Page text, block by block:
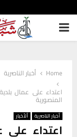
PRIMARY
Home
أخبار الناصرية
اعتداء على عمال
المنصورية
أخبار الناصرية ألأخبار
اعتداء على